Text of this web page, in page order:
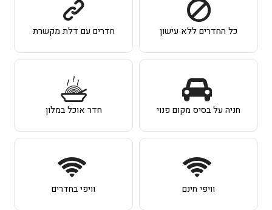
כל החדרים ללא עישון חדרים עם דלת מקשרת
חניה על בסיס מקום פנוי חדר אוכל במלון
וויפי חינם וויפי בחדרים